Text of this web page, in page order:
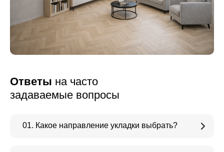
Ответы на часто
задаваемые вопросы
01. Какое направление укладки выбрать?